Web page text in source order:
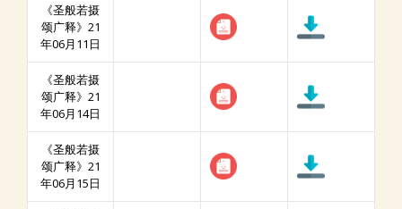
《圣般若摄
颂广释》21
年06月11日
《圣般若摄
颂广释》21
年06月14日
《圣般若摄
颂广释》21
年06月15日